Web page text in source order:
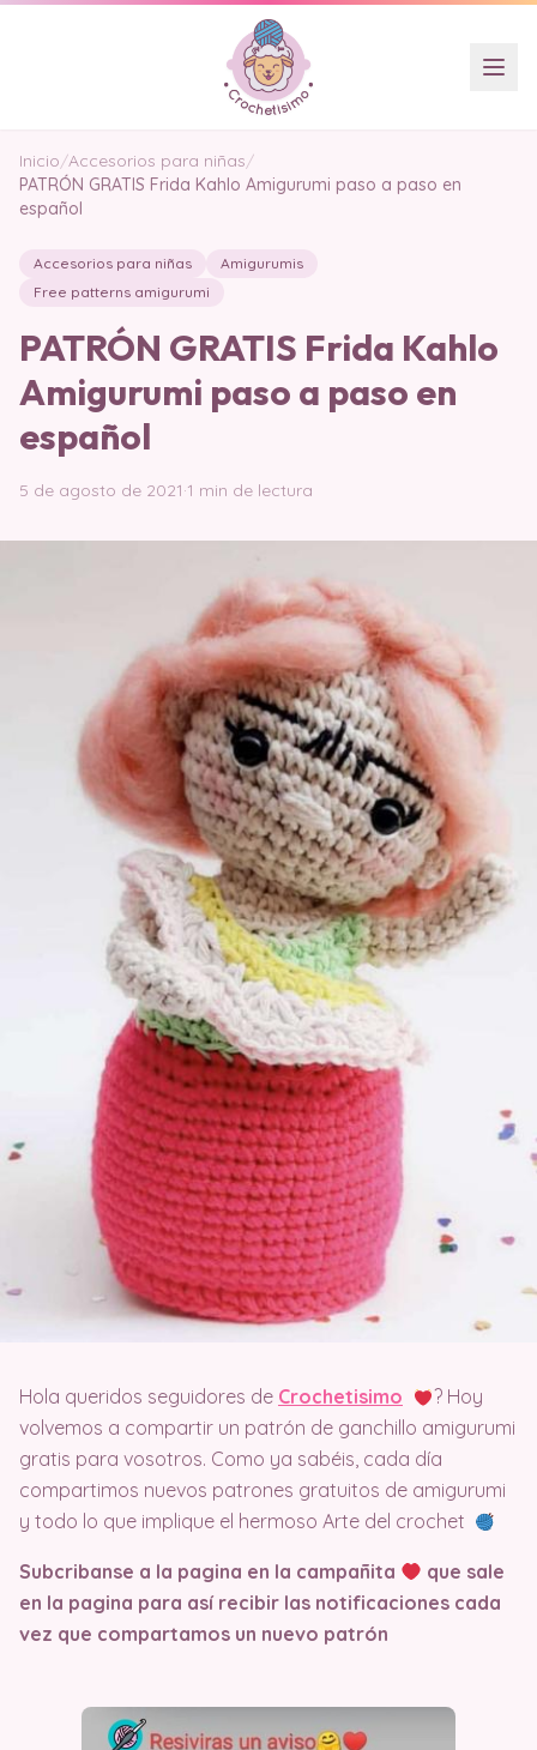
Inicio/Accesorios para niñas/
PATRÓN GRATIS Frida Kahlo Amigurumi paso a paso en
español
Accesorios para niñas
Amigurumis
Free patterns amigurumi
PATRÓN GRATIS Frida Kahlo
Amigurumi paso a paso en
español
5 de agosto de 2021·1 min de lectura
Hola queridos seguidores de Crochetisimo
? Hoy
volvemos a compartir un patrón de ganchillo amigurumi
gratis para vosotros. Como ya sabéis, cada día
compartimos nuevos patrones gratuitos de amigurumi
y todo lo que implique el hermoso Arte del crochet
Subcribanse a la pagina en la campañita
que sale
en la pagina para así recibir las notificaciones cada
vez que compartamos un nuevo patrón